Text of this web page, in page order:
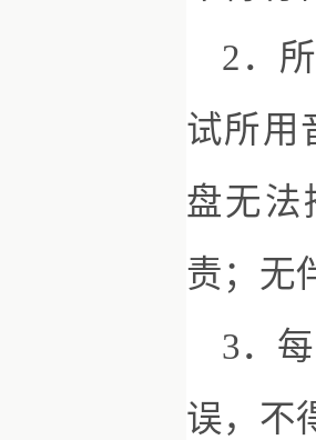
2．
试所用
盘无法
责；无
3．
误，不